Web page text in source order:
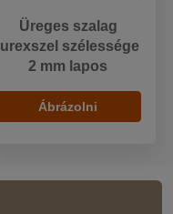
Üreges szalag
lurexszel szélessége
2 mm lapos
Ábrázolni